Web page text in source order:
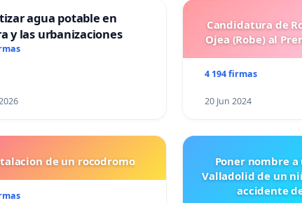
agua potable en
y las urbanizaciones
Candidatura de
Ojea (Robe) al
4 194 firmas
20 Jun 2024
de un rocodromo
Poner nombre
Valladolid de un
accidente